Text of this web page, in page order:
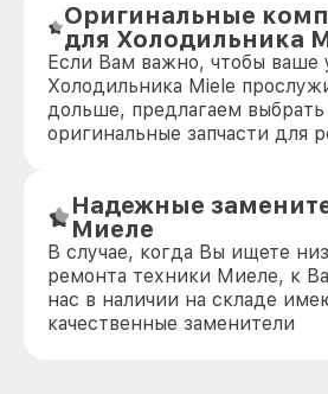
Оригинальные
для Холодильника
Если Вам важно, чтобы ваше
Холодильника Miele
дольше, предлагаем
оригинальные запчасти для
Надежные
Миеле
В случае, когда Вы ищете
ремонта техники Миеле, к
нас в наличии на складе
качественные заменители